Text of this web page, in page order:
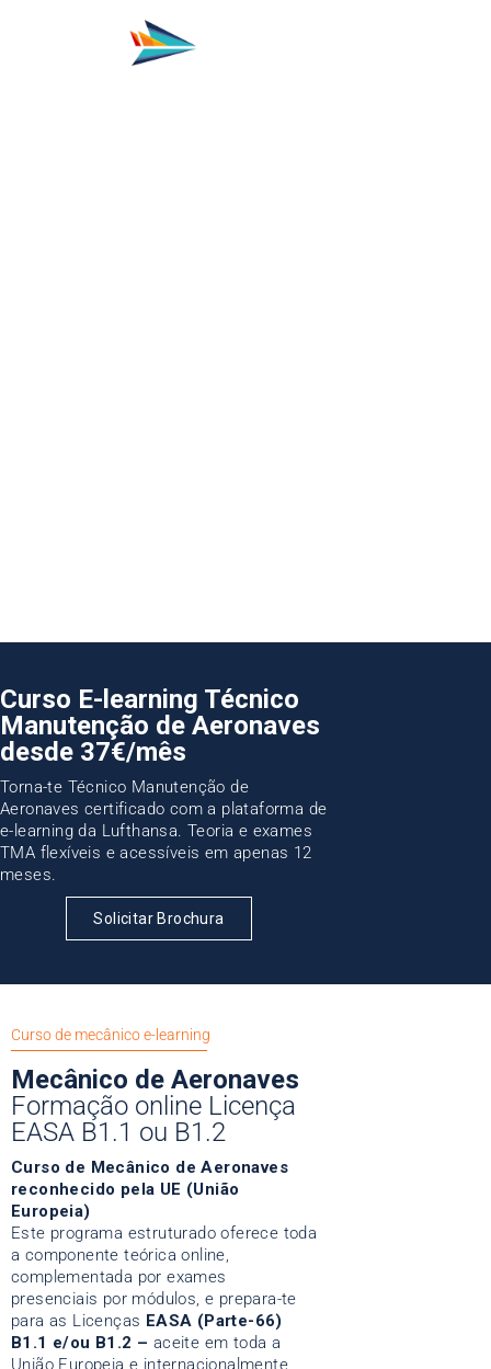
Curso E-learning Técnico
Manutenção de Aeronaves
desde 37€/mês
Torna-te Técnico Manutenção de
Aeronaves certificado com a plataforma de
e-learning da Lufthansa. Teoria e exames
TMA flexíveis e acessíveis em apenas 12
meses.
Solicitar Brochura
Curso de mecânico e-learning
Mecânico de Aeronaves
Formação online Licença
EASA B1.1 ou B1.2
Curso de Mecânico de Aeronaves
reconhecido pela UE (União
Europeia)
Este programa estruturado oferece toda
a componente teórica online,
complementada por exames
presenciais por módulos, e prepara-te
para as Licenças EASA (Parte-66)
B1.1 e/ou B1.2 – aceite em toda a
União Europeia e internacionalmente